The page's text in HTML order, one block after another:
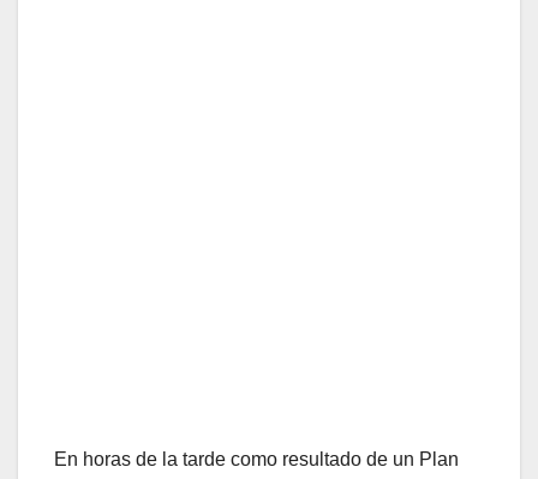
En horas de la tarde como resultado de un Plan